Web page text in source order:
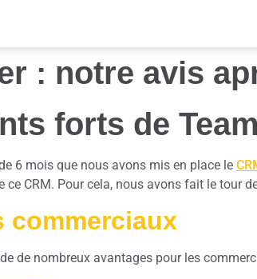
: notre avis
forts de
6 mois que nous avons mis en place le
ce CRM. Pour cela, nous avons fait le tour
commerciaux
de nombreux avantages pour les